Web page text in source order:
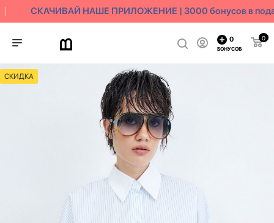
СКАЧИВАЙ НАШЕ ПРИЛОЖЕНИЕ | 3000 бонусов в
0
0
БОНУСОВ
СКИДКА